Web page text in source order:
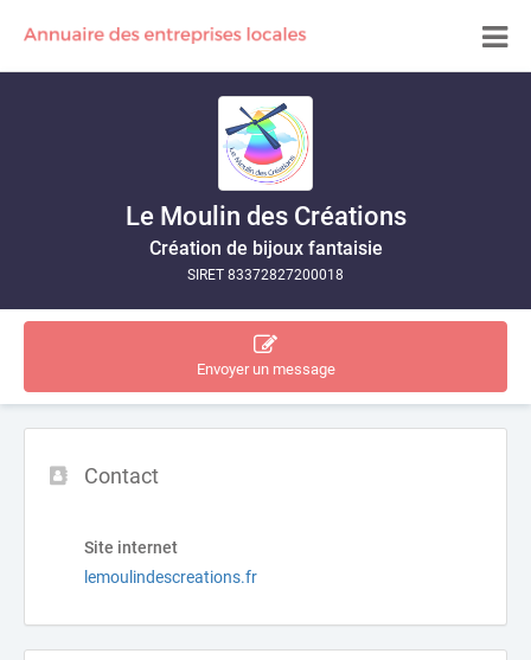
Le Moulin des Créations
Création de bijoux fantaisie
SIRET 83372827200018
Envoyer un message
Contact
Site internet
lemoulindescreations.fr